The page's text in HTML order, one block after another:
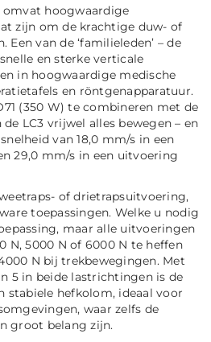
omvat hoogwaardige
zijn om de krachtige duw- of
van de ‘familieleden’ – de
en sterke verticale
in hoogwaardige medische
en röntgenapparatuur.
(350 W) te combineren met de
de LC3 vrijwel alles bewegen – en
van 18,0 mm/s in een
29,0 mm/s in een uitvoering
of drietrapsuitvoering,
toepassingen. Welke u nodig
maar alle uitvoeringen
N, 5000 N of 6000 N te heffen
N bij trekbewegingen. Met
5 in beide lastrichtingen is de
stabiele hefkolom, ideaal voor
waar zelfs de
groot belang zijn.